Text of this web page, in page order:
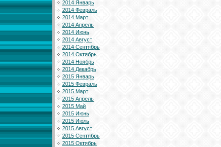
2014 Январь
2014 Февраль
2014 Март
2014 Апрель
2014 Июнь
2014 Август
2014 Сентябрь
2014 Октябрь
2014 Ноябрь
2014 Декабрь
2015 Январь
2015 Февраль
2015 Март
2015 Апрель
2015 Май
2015 Июнь
2015 Июль
2015 Август
2015 Сентябрь
2015 Октябрь